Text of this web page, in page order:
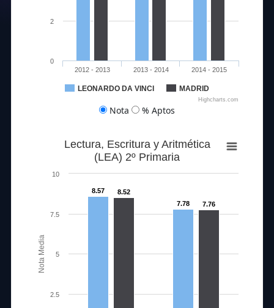
LEONARDO DA VINCI MADRID
2012 - 2013 2013 - 2014 2014 - 2015
0
2
Highcharts.com
Nota % Aptos
Nota Media
Lectura, Escritura y Aritmética
(LEA) 2º Primaria
8.57
7.78
8.52
7.76
2.5
5
7.5
10
100